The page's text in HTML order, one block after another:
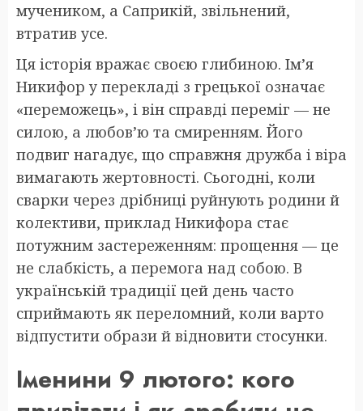
мучеником, а Саприкій, звільнений,
втратив усе.
Ця історія вражає своєю глибиною. Ім’я
Никифор у перекладі з грецької означає
«переможець», і він справді переміг — не
силою, а любов’ю та смиренням. Його
подвиг нагадує, що справжня дружба і віра
вимагають жертовності. Сьогодні, коли
сварки через дрібниці руйнують родини й
колективи, приклад Никифора стає
потужним застереженням: прощення — це
не слабкість, а перемога над собою. В
українській традиції цей день часто
сприймають як переломний, коли варто
відпустити образи й відновити стосунки.
Іменини 9 лютого: кого